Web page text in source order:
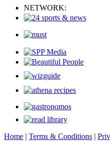
NETWORK:
Home | Terms & Conditions |